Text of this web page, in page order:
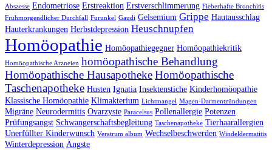
Abszesse Endometriose Erstreaktion Erstverschlimmerung Fieberhafte Bronchitis
Frühmorgendlicher Durchfall Furunkel Gaudi Gelsemium Grippe Hautausschlag
Hauterkrankungen Herbstdepression Heuschnupfen
Homöopathie Homöopathiegegner Homöopathiekritik
Homöopathische Arzneien homöopathische Behandlung
Homöopathische HausapothekeHomöopathische
Taschenapotheke Husten Ignatia Insektenstiche Kinderhomöopathie
Klassische Homöopathie Klimakterium Lichtmangel Magen-Darmentzündungen
Migräne Neurodermitis Ovarzyste Paracelsus Pollenallergie Potenzen
Prüfungsangst Schwangerschaftsbegleitung Taschenapotheke Tierhaarallergien
Unerfüllter Kinderwunsch Veratrum album Wechselbeschwerden Windeldermatitis
Winterdepression Ängste